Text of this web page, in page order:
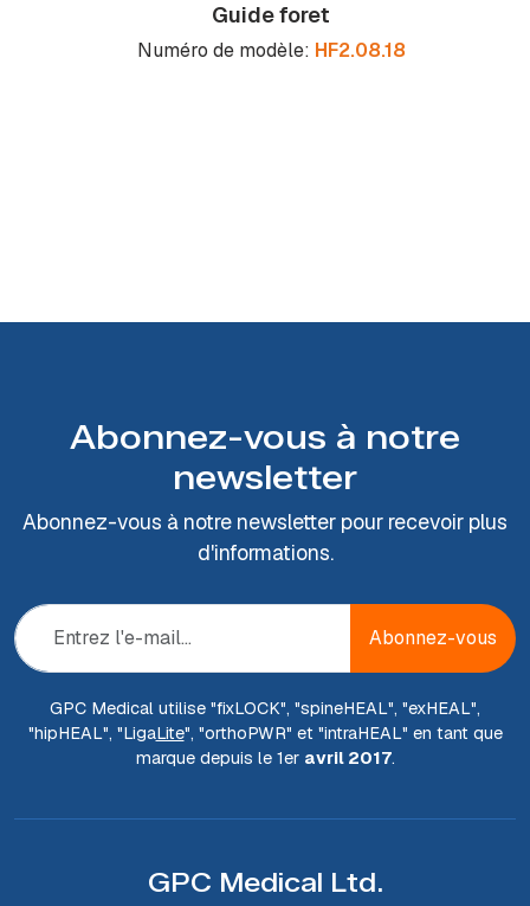
Guide foret
Numéro de modèle: HF2.08.18
Abonnez-vous à notre
newsletter
Abonnez-vous à notre newsletter pour recevoir plus
d'informations.
Abonnez-vous
GPC Medical utilise "fixLOCK", "spineHEAL", "exHEAL",
"hipHEAL", "LigaLite", "orthoPWR" et "intraHEAL" en tant que
marque depuis le 1er avril 2017.
GPC Medical Ltd.